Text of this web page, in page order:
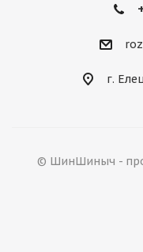
г.
© ШинШиныч -